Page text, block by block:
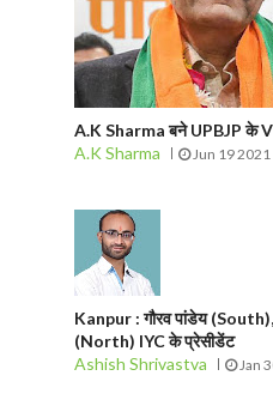
A.K Sharma बने UPBJP के
A.K Sharma
Jun 19 2021
Kanpur : गौरव पांडेय
(North) IYC के प्रेसीडेंट
Ashish Shrivastva
Jan